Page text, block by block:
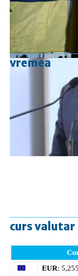
vremea
curs valutar
EUR: